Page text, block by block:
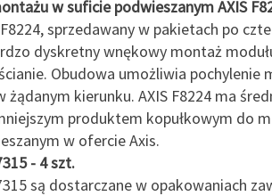
w suficie podwieszanym AXIS
sprzedawany w pakietach po
dyskretny wnękowy montaż
Obudowa umożliwia pochylenie
żądanym kierunku. AXIS F8224 ma
produktem kopułkowym do
w ofercie Axis.
- 4 szt.
są dostarczane w opakowaniach